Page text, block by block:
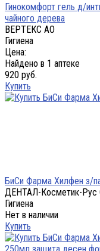
Гинокомфорт гель д/
чайного дерева
ВЕРТЕКС АО
Гигиена
Цена:
Найдено в 1 аптеке
920 руб.
Купить
БиСи Фарма Хилфен з/
ДЕНТАЛ-Косметик-Рус
Гигиена
Нет в наличии
Купить